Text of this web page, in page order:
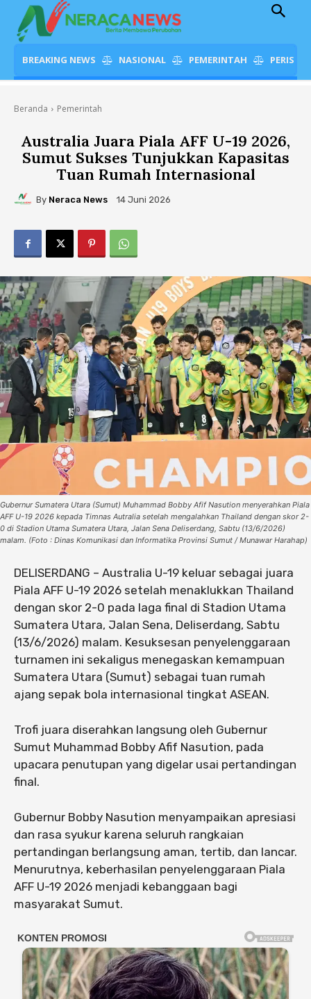
BREAKING NEWS NASIONAL PEMERINTAH
Beranda Pemerintah
Australia Juara Piala AFF U-19 2026,
Sumut Sukses Tunjukkan Kapasitas
Tuan Rumah Internasional
By Neraca News 14 Juni 2026
Gubernur Sumatera Utara (Sumut) Muhammad Bobby Afif Nasution menyerahkan Piala
AFF U-19 2026 kepada Timnas Autralia setelah mengalahkan Thailand dengan skor 2-
0 di Stadion Utama Sumatera Utara, Jalan Sena Deliserdang, Sabtu (13/6/2026)
malam. (Foto : Dinas Komunikasi dan Informatika Provinsi Sumut / Munawar Harahap)
DELISERDANG – Australia U-19 keluar sebagai juara
Piala AFF U-19 2026 setelah menaklukkan Thailand
dengan skor 2-0 pada laga final di Stadion Utama
Sumatera Utara, Jalan Sena, Deliserdang, Sabtu
(13/6/2026) malam. Kesuksesan penyelenggaraan
turnamen ini sekaligus menegaskan kemampuan
Sumatera Utara (Sumut) sebagai tuan rumah
ajang sepak bola internasional tingkat ASEAN.
Trofi juara diserahkan langsung oleh Gubernur
Sumut Muhammad Bobby Afif Nasution, pada
upacara penutupan yang digelar usai pertandingan
final.
Gubernur Bobby Nasution menyampaikan apresiasi
dan rasa syukur karena seluruh rangkaian
pertandingan berlangsung aman, tertib, dan lancar.
Menurutnya, keberhasilan penyelenggaraan Piala
AFF U-19 2026 menjadi kebanggaan bagi
masyarakat Sumut.